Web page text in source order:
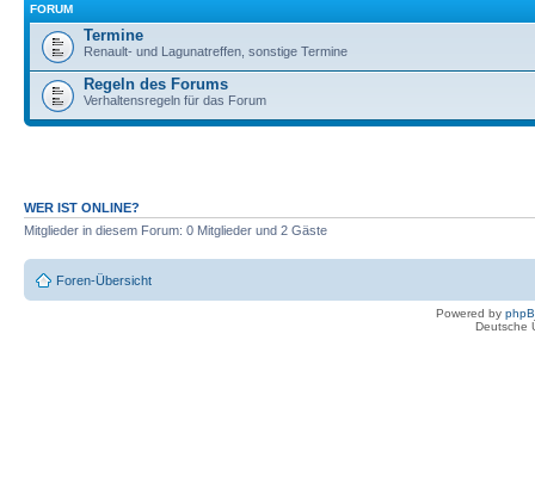
FORUM
Termine
Renault- und Lagunatreffen, sonstige Termine
Regeln des Forums
Verhaltensregeln für das Forum
WER IST ONLINE?
Mitglieder in diesem Forum: 0 Mitglieder und 2 Gäste
Foren-Übersicht
Powered by
Deutsche